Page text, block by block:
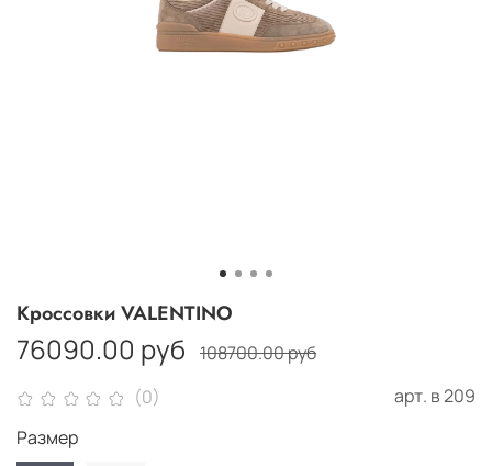
(0) арт. в 209
Кроссовки VALENTINO
76090.00 руб 108700.00 руб
Размер